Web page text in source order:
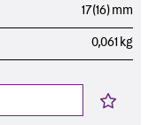
17(16) mm
0,061 kg